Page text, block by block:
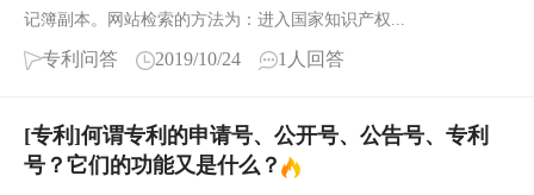
记簿副本。网站检索的方法为：进入国家知识产权...
专利问答 2019/10/24 1人回答
[专利]何谓专利的申请号、公开号、公告号、专利
号？它们的功能又是什么？